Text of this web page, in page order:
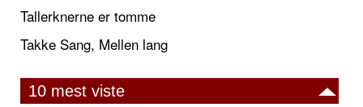
Tallerknerne er tomme
Takke Sang, Mellen lang
10 mest viste